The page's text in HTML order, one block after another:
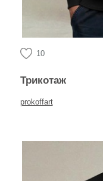
10
Трикотаж
prokoffart